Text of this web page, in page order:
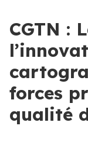
CGTN :
forces
qualité